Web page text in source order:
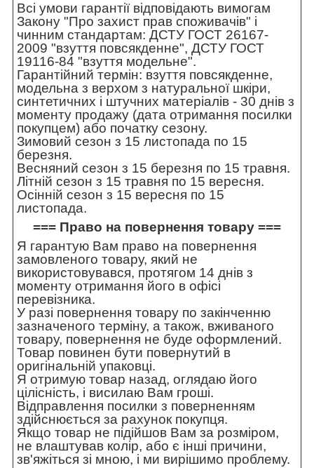
Всі умови гарантії відповідають вимогам
Закону "Про захист прав споживачів" і
чинним стандартам: ДСТУ ГОСТ 26167-
2009 "взуття повсякденне", ДСТУ ГОСТ
19116-84 "взуття модельне".
Гарантійний термін: взуття повсякденне,
модельна з верхом з натуральної шкіри,
синтетичних і штучних матеріалів - 30 днів з
моменту продажу (дата отримання посилки
покупцем) або початку сезону.
Зимовий сезон з 15 листопада по 15
березня.
Весняний сезон з 15 березня по 15 травня.
Літній сезон з 15 травня по 15 вересня.
Осінній сезон з 15 вересня по 15
листопада.
=== Право на повернення товару ===
Я гарантую Вам право на повернення
замовленого товару, який не
використовувався, протягом 14 днів з
моменту отримання його в офісі
перевізника.
У разі повернення товару по закінченню
зазначеного терміну, а також, вживаного
товару, повернення не буде оформлений.
Товар повинен бути повернутий в
оригінальній упаковці.
Я отримую товар назад, оглядаю його
цілісність, і висилаю Вам гроші.
Відправлення посилки з поверненням
здійснюється за рахунок покупця.
Якщо товар не підійшов Вам за розміром,
не влаштував колір, або є інші причини,
зв'яжіться зі мною, і ми вирішимо проблему.